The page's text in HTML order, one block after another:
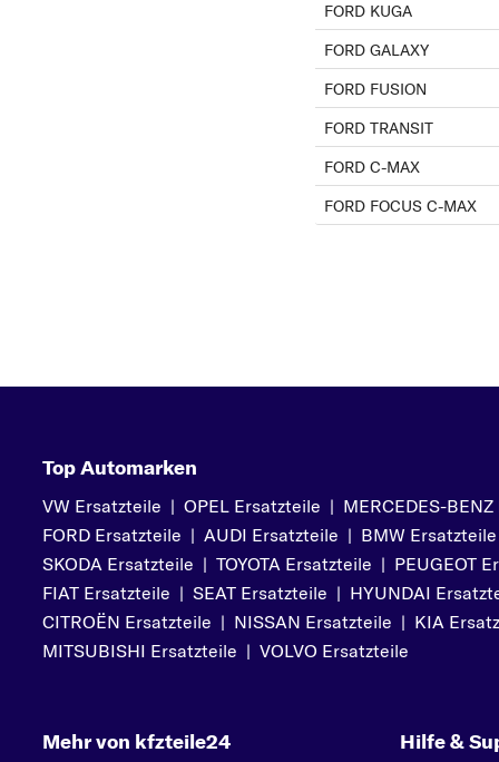
FORD KUGA
FORD GALAXY
FORD FUSION
FORD TRANSIT
FORD C-MAX
FORD FOCUS C-MAX
Top Automarken
VW Ersatzteile | OPEL Ersatzteile | MERCEDES-
FORD Ersatzteile | AUDI Ersatzteile | BMW Ersatzteile
SKODA Ersatzteile | TOYOTA Ersatzteile | PEUGEOT
FIAT Ersatzteile | SEAT Ersatzteile | HYUNDAI
CITROËN Ersatzteile | NISSAN Ersatzteile | KIA
MITSUBISHI Ersatzteile | VOLVO Ersatzteile
Mehr von kfzteile24 Hilfe &